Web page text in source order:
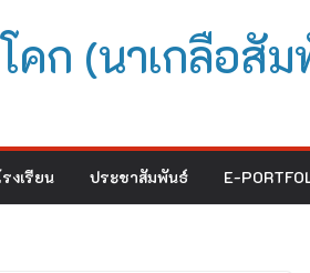
คก (นาเกลือสั
งเรียน ประชาสัมพันธ์ E-